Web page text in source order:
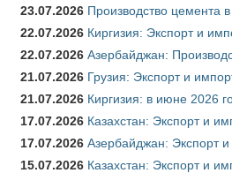
23.07.2026 Производство цемента
22.07.2026 Киргизия: Экспорт и
22.07.2026 Азербайджан:
21.07.2026 Грузия: Экспорт и
21.07.2026 Киргизия: в июне 2026
17.07.2026 Казахстан: Экспорт и
17.07.2026 Азербайджан: Экспорт
15.07.2026 Казахстан: Экспорт и